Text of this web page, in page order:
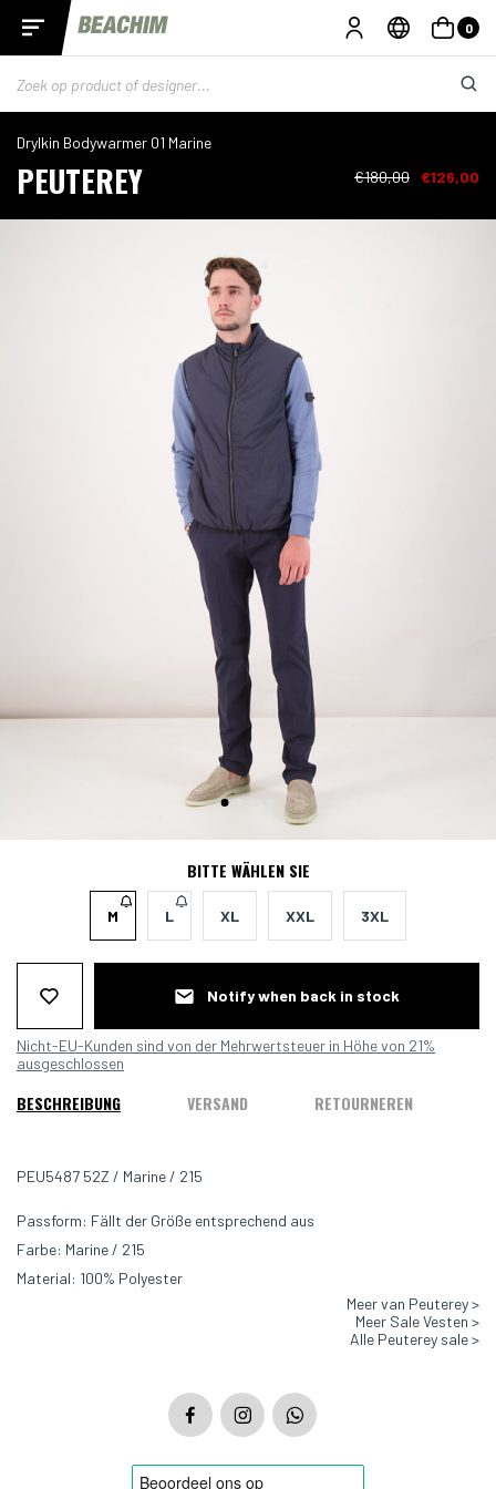
0
Drylkin Bodywarmer 01 Marine
PEUTEREY €180,00 €126,00
BITTE WÄHLEN SIE
M L XL XXL 3XL
Notify when back in stock
Nicht-EU-Kunden sind von der Mehrwertsteuer in Höhe von 21%
ausgeschlossen
BESCHREIBUNG VERSAND RETOURNEREN
PEU5487 52Z / Marine / 215
Passform: Fällt der Größe entsprechend aus
Farbe: Marine / 215
Material: 100% Polyester
Das Model ist 1.88m & 82kg groß und trägt Größe L.
Meer van Peuterey >
Meer Sale Vesten >
Alle Peuterey sale >